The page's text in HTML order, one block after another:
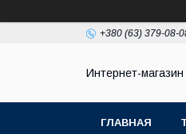
+380 (63) 379-08-
Интернет-магазин
ГЛАВНАЯ